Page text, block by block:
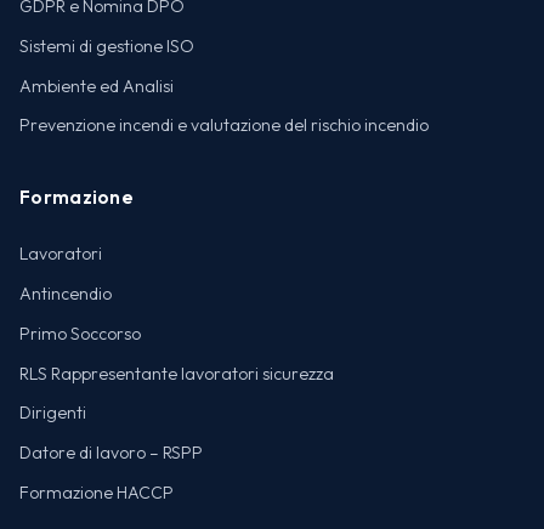
GDPR e Nomina DPO
Sistemi di gestione ISO
Ambiente ed Analisi
Prevenzione incendi e valutazione del rischio incendio
Formazione
Lavoratori
Antincendio
Primo Soccorso
RLS Rappresentante lavoratori sicurezza
Dirigenti
Datore di lavoro – RSPP
Formazione HACCP